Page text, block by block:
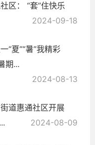
区： “套”住快乐
2024-09-18
“夏”“暑”我精彩
期...
2024-08-13
道惠通社区开展
2024-08-09